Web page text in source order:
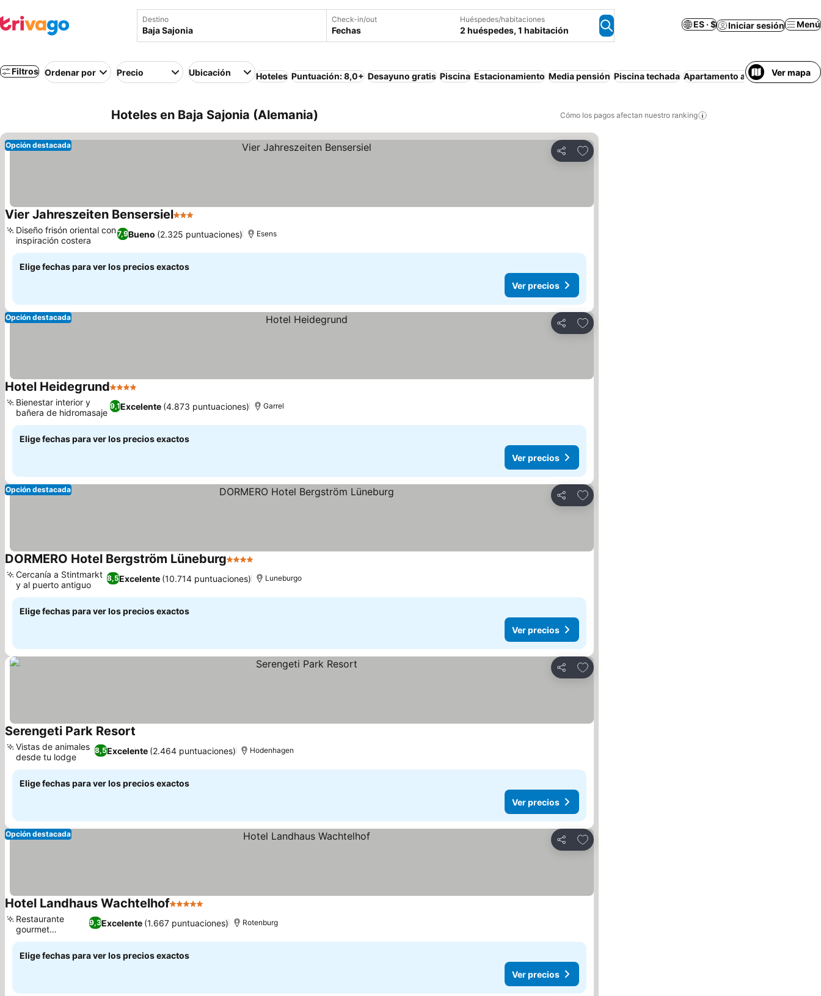
Destino Check-in/out
Fechas
Huéspedes/habitaciones
2 huéspedes, 1 habitación
ES · $ Iniciar sesión Menú
Filtros Ordenar por Precio Ubicación Hoteles Puntuación: 8,0+ Desayuno gratis Piscina Estacionamiento Media pensión Piscina techada Apartamento amueblado Spa
Ver mapa
Hoteles en Baja Sajonia (Alemania) Cómo los pagos afectan nuestro ranking
Compartir
Agregar a favoritos
Opción destacada
Vier Jahreszeiten Bensersiel3 Estrellas
7,9Bueno (2.325 puntuaciones)
Diseño frisón oriental con
inspiración costera
Esens
Elige fechas para ver los precios exactos
Ver precios
Compartir
Agregar a favoritos
Opción destacada
Hotel Heidegrund4 Estrellas
9,1Excelente (4.873 puntuaciones)
Bienestar interior y
bañera de hidromasaje
Garrel
Elige fechas para ver los precios exactos
Ver precios
Compartir
Agregar a favoritos
Opción destacada
DORMERO Hotel Bergström Lüneburg4 Estrellas
8,5Excelente (10.714 puntuaciones)
Cercanía a Stintmarkt
y al puerto antiguo
Luneburgo
Elige fechas para ver los precios exactos
Ver precios
Compartir
Agregar a favoritos
Serengeti Park Resort
8,5Excelente (2.464 puntuaciones)
Vistas de animales
desde tu lodge
Hodenhagen
Elige fechas para ver los precios exactos
Ver precios
Compartir
Agregar a favoritos
Opción destacada
Hotel Landhaus Wachtelhof5 Estrellas
9,3Excelente (1.667 puntuaciones)
Restaurante
gourmet
Wachtelei
Rotenburg
Elige fechas para ver los precios exactos
Ver precios